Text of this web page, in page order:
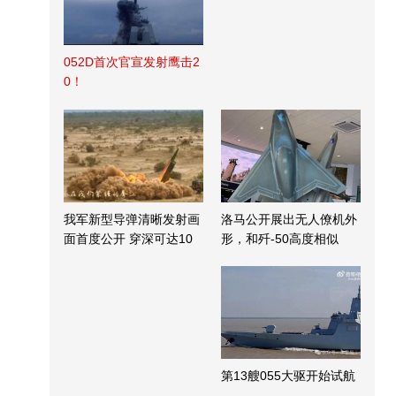
052D首次官宣发射鹰击2
0！
我军新型导弹清晰发射画
面首度公开 穿深可达10
洛马公开展出无人僚机外
形，和歼-50高度相似
第13艘055大驱开始试航